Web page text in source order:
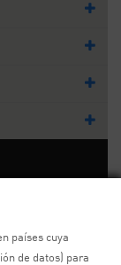
países cuya
de datos) para